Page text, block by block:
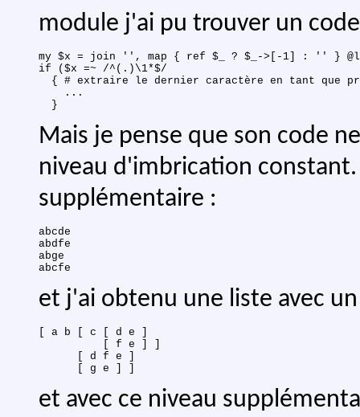
module j'ai pu trouver un
my $x = join '', map { ref $_ ? $_->[-1] : '' }
if ($x =~ /^(.)\1*$/
{ # extraire le dernier caractère en tant que
    ...
Mais je pense que son code
niveau d'imbrication constant.
supplémentaire :
abcde
abdfe
abge
et j'ai obtenu une liste avec
[ a b [ c [ d e ]
          [ f e ] ]
      [ d f e ]
et avec ce niveau